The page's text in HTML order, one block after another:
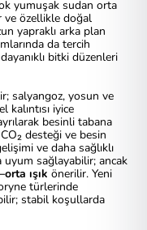
yumuşak sudan orta
ve özellikle doğal
yapraklı arka plan
da tercih
bitki düzenleri
salyangoz, yosun ve
kalıntısı iyice
besinli tabana
desteği ve besin
ve daha sağlıklı
uyum sağlayabilir; ancak
ışık önerilir. Yeni
türlerinde
stabil koşullarda